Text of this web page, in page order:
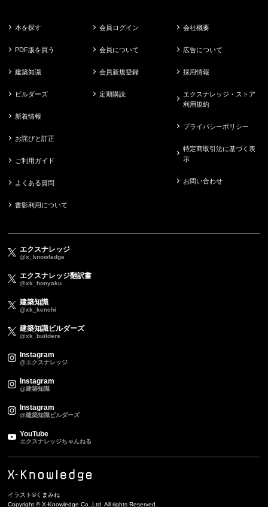
本を探す
PDF版を買う
建築知識
ビルダーズ
新着情報
お詫びと訂正
ご利用ガイド
よくある質問
書影利用について
会員ログイン
会員について
会員新規登録
定期購読
会社概要
広告について
採用情報
エクスナレッジ・ストア
利用規約
プライバシーポリシー
特定商取引法に基づく表
示
お問い合わせ
エクスナレッジ
@x_knowledge
エクスナレッジ翻訳書
@xk_honyaku
建築知識
@xk_kenchi
建築知識ビルダーズ
@xk_builders
Instagram
@エクスナレッジ
Instagram
@建築知識
Instagram
@建築知識ビルダーズ
YouTube
エクスナレッジちゃんねる
イラスト©くまみね
Copyright © X-Knowledge Co.,Ltd. All rights Reserved.